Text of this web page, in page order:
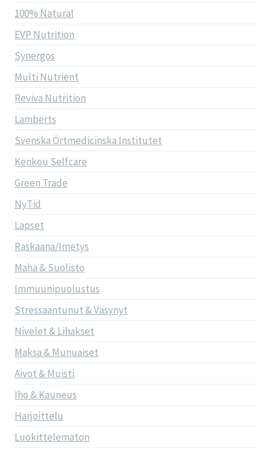
100% Natural
EVP Nutrition
Synergos
Multi Nutrient
Reviva Nutrition
Lamberts
Svenska Örtmedicinska Institutet
Kenkou Selfcare
Green Trade
NyTid
Lapset
Raskaana/Imetys
Maha & Suolisto
Immuunipuolustus
Stressaantunut & Väsynyt
Nivelet & Lihakset
Maksa & Munuaiset
Aivot & Muisti
Iho & Kauneus
Harjoittelu
Luokittelematon